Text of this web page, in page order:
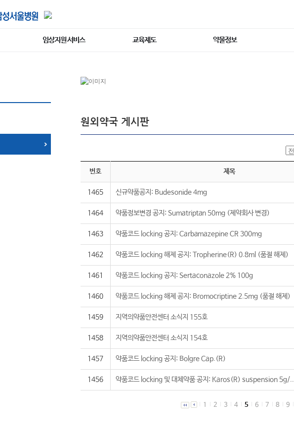
임상지원 서비스 교육제도 약물정보
원외약국 게시판
번호 제목
1465 신규약품공지: Budesonide 4mg
1464 약품정보변경 공지: Sumatriptan 50mg (제약회사 변경)
1463 약품코드 locking 공지: Carbamazepine CR 300mg
1462 약품코드 locking 해제 공지: Tropherine(R) 0.8ml (품절 해제)
1461 약품코드 locking 공지: Sertaconazole 2% 100g
1460 약품코드 locking 해제 공지: Bromocriptine 2.5mg (품절 해제)
1459 지역의약품안전센터 소식지 155호
1458 지역의약품안전센터 소식지 154호
1457 약품코드 locking 공지: Bolgre Cap.(R)
1456 약품코드 locking 및 대체약품 공지: Karos(R) suspension 5g/..
1 2 3 4 5 6 7 8 9